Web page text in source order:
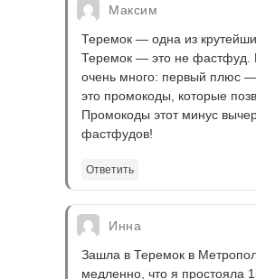
Максим
Теремок — одна из
Теремок — это не фастфуд.
очень много: первый плюс
это промокоды, которые
Промокоды этот минус
фастфудов!
Ответить
Инна
Зашла в Теремок в
медленно, что я простояла